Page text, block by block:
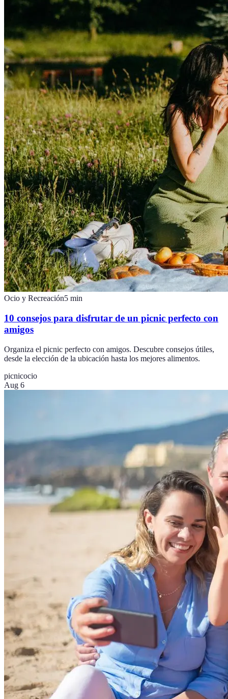
Ocio y Recreación5 min
10 consejos para disfrutar de un picnic perfecto con
amigos
Organiza el picnic perfecto con amigos. Descubre consejos útiles,
desde la elección de la ubicación hasta los mejores alimentos.
picnicocio
Aug 6